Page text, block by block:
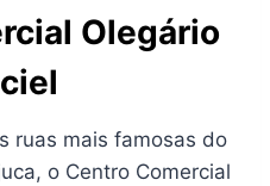
Olegário
ruas mais famosas do
o Centro Comercial